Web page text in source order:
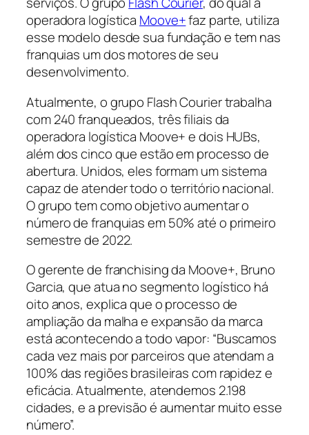
operadora logística Moove+faz parte, utiliza
esse modelo desde sua fundação e tem nas
franquias um dos motores de seu
desenvolvimento.
Atualmente, o grupo Flash Courier trabalha
com 240 franqueados, três filiais da
operadora logística Moove+ e dois HUBs,
além dos cinco que estão em processo de
abertura. Unidos, eles formam um sistema
capaz de atender todo o território nacional.
O grupo tem como objetivo aumentar o
número de franquias em 50% até o primeiro
semestre de 2022.
O gerente de franchising da Moove+, Bruno
Garcia, que atua no segmento logístico há
oito anos, explica que o processo de
ampliação da malha e expansão da marca
está acontecendo a todo vapor: “Buscamos
cada vez mais por parceiros que atendam a
100% das regiões brasileiras com rapidez e
eficácia. Atualmente, atendemos 2.198
cidades, e a previsão é aumentar muito esse
número”.